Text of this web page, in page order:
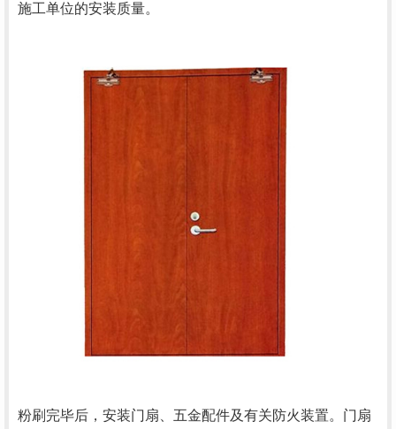
施工单位的安装质量。
粉刷完毕后，安装门扇、五金配件及有关防火装置。门扇